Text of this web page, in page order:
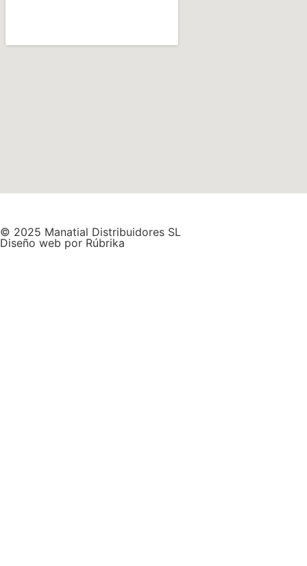
© 2025 Manatial Distribuidores SL
Diseño web por Rúbrika